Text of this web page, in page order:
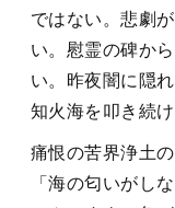
ではない。悲劇
い。慰霊の碑か
い。昨夜闇に隠
知火海を叩き続け
痛恨の苦界浄土
「海の匂いがし